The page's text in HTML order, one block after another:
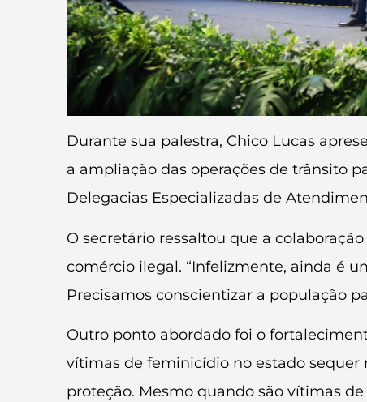
Durante sua palestra, Chico Lucas
a ampliação das operações de trânsito
Delegacias Especializadas de
O secretário ressaltou que a
comércio ilegal. “Infelizmente, ainda é
Precisamos conscientizar a população
Outro ponto abordado foi o
vítimas de feminicídio no estado sequer
proteção. Mesmo quando são vítimas